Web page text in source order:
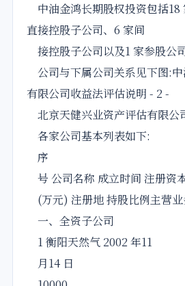
中油金鸿长期股权投资包括18
直接控股子公司、6 家间
接控股子公司以及1 家参股公司
公司与下属公司关系见下图:
有限公司收益法评估说明 - 2 -
北京天健兴业资产评估有限公
各家公司基本列表如下:
序
号 公司名称 成立时间 注册资
(万元) 注册地 持股比例主营
一、全资子公司
1 衡阳天然气 2002 年11
月14 日